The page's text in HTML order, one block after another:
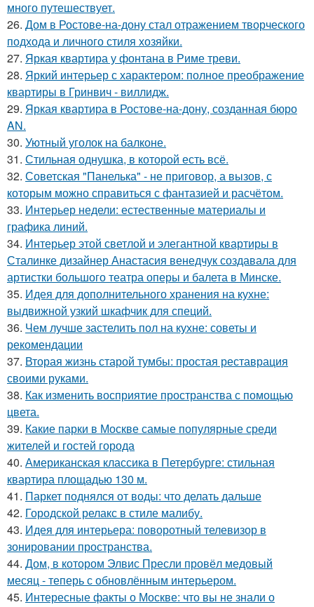
много путешествует.
26. Дом в Ростове-на-дону стал отражением творческого
подхода и личного стиля хозяйки.
27. Яркая квартира у фонтана в Риме треви.
28. Яркий интерьер с характером: полное преображение
квартиры в Гринвич - виллидж.
29. Яркая квартира в Ростове-на-дону, созданная бюро
AN.
30. Уютный уголок на балконе.
31. Стильная однушка, в которой есть всё.
32. Советская "Панелька" - не приговор, а вызов, с
которым можно справиться с фантазией и расчётом.
33. Интерьер недели: естественные материалы и
графика линий.
34. Интерьер этой светлой и элегантной квартиры в
Сталинке дизайнер Анастасия венедчук создавала для
артистки большого театра оперы и балета в Минске.
35. Идея для дополнительного хранения на кухне:
выдвижной узкий шкафчик для специй.
36. Чем лучше застелить пол на кухне: советы и
рекомендации
37. Вторая жизнь старой тумбы: простая реставрация
своими руками.
38. Как изменить восприятие пространства с помощью
цвета.
39. Какие парки в Москве самые популярные среди
жителей и гостей города
40. Американская классика в Петербурге: стильная
квартира площадью 130 м.
41. Паркет поднялся от воды: что делать дальше
42. Городской релакс в стиле малибу.
43. Идея для интерьера: поворотный телевизор в
зонировании пространства.
44. Дом, в котором Элвис Пресли провёл медовый
месяц - теперь с обновлённым интерьером.
45. Интересные факты о Москве: что вы не знали о